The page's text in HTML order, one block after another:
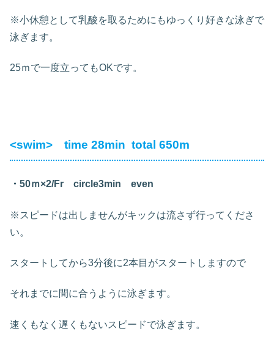
※小休憩として乳酸を取るためにもゆっくり好きな泳ぎで
泳ぎます。
25ｍで一度立ってもOKです。
<swim> time 28min total 650m
・50ｍ×2/Fr circle3min even
※スピードは出しませんがキックは流さず行ってくださ
い。
スタートしてから3分後に2本目がスタートしますので
それまでに間に合うように泳ぎます。
速くもなく遅くもないスピードで泳ぎます。